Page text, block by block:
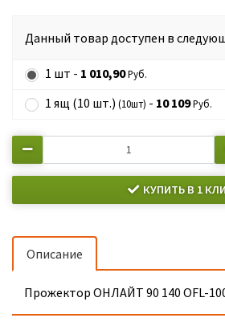
Данный товар доступен в
1 шт - 1 010,90Руб.
1 ящ (10 шт.) (10шт) - 10 109Руб.
КУПИТЬ В 1
Описание
Прожектор ОНЛАЙТ 90 140 OFL-